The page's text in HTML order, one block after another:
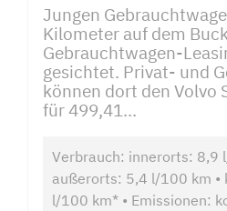
Jungen
Kilometer auf dem
Gebrauchtwagen-
gesichtet. Privat- und
können dort den Volvo
für 499,41...
Verbrauch: innerorts: 8,9
außerorts: 5,4 l/100 km •
l/100 km* • Emissionen: